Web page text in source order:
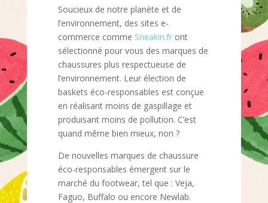
Soucieux de notre planète et de
l’environnement, des sites e-
commerce comme Sneakin.front
sélectionné pour vous des marques de
chaussures plus respectueuse de
l’environnement. Leur élection de
baskets éco-responsables est conçue
en réalisant moins de gaspillage et
produisant moins de pollution. C’est
quand même bien mieux, non ?
De nouvelles marques de chaussure
éco-responsables émergent sur le
marché du footwear, tel que : Veja,
Faguo, Buffalo ou encore Newlab.